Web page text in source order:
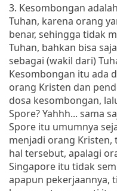
3. Kesombongan
Tuhan, karena orang
benar, sehingga tidak
Tuhan, bahkan bisa
sebagai (wakil dari)
Kesombongan itu ada
orang Kristen dan
dosa kesombongan,
Spore? Yahhh... sama
Spore itu umumnya
menjadi orang Kristen,
hal tersebut, apalagi
Singapore itu tidak
apapun pekerjaannya,